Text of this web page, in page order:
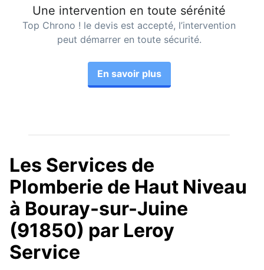
Une intervention en toute sérénité
Top Chrono ! le devis est accepté, l’intervention
peut démarrer en toute sécurité.
En savoir plus
Les Services de
Plomberie de Haut Niveau
à Bouray-sur-Juine
(91850) par Leroy
Service